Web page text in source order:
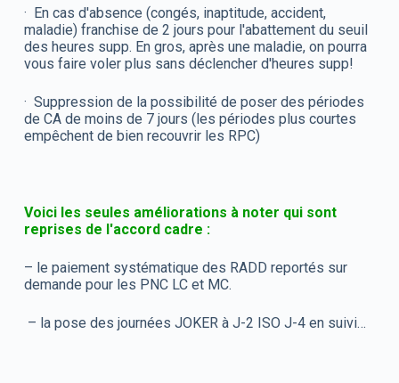
· En cas d'absence (congés, inaptitude, accident,
maladie) franchise de 2 jours pour l'abattement du seuil
des heures supp. En gros, après une maladie, on pourra
vous faire voler plus sans déclencher d'heures supp!
· Suppression de la possibilité de poser des périodes
de CA de moins de 7 jours (les périodes plus courtes
empêchent de bien recouvrir les RPC)
Voici les seules améliorations à noter qui sont
reprises de l'accord cadre :
– le paiement systématique des RADD reportés sur
demande pour les PNC LC et MC.
– la pose des journées JOKER à J-2 ISO J-4 en suivi…